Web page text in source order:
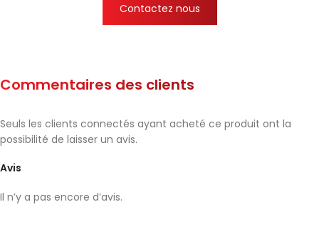
Contactez nous
Commentaires des clients
Avis
Il n’y a pas encore d’avis.
Seuls les clients connectés ayant acheté ce produit ont la
possibilité de laisser un avis.